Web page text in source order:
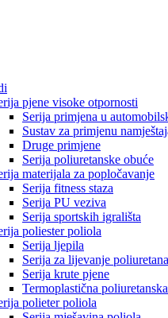
pjene visoke otpornosti
Serija primjena u
Sustav za primjenu
Druge primjene
Serija poliuretanske obuće
materijala za popločavanje
Serija fitness staza
Serija PU veziva
Serija sportskih igrališta
poliester poliola
Serija ljepila
Serija za lijevanje poliuretana
Serija krute pjene
Termoplastična
polieter poliola